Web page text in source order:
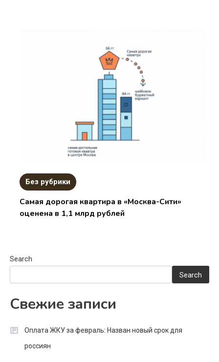
Без рубрики
Самая дорогая квартира в «Москва-Сити»
оценена в 1,1 млрд рублей
Search
Search
Свежие записи
Оплата ЖКУ за февраль: Назван новый срок для
россиян